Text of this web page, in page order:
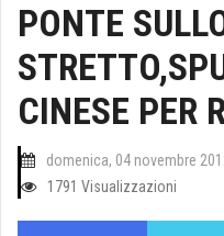
PONTE
CINESE PER
domenica, 04 novembre
1791 Visualizzazioni